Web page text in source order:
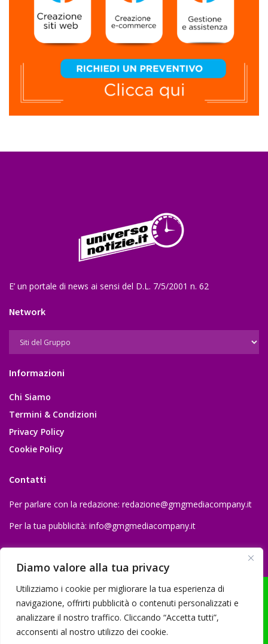
Diamo valore alla tua privacy
Utilizziamo i cookie per migliorare la tua esperienza di
navigazione, offrirti pubblicità o contenuti personalizzati e
analizzare il nostro traffico. Cliccando “Accetta tutti”,
acconsenti al nostro utilizzo dei cookie.
E’ un portale di news ai sensi del D.L. 7/5/2001 n. 62
Network
Informazioni
Chi Siamo
Termini & Condizioni
Privacy Policy
Cookie Policy
Contatti
Per parlare con la redazione: redazione@gmgmediacompany.it
Per la tua pubblicità: info@gmgmediacompany.it
© 2026 GMG Media Company Di Mossutti Gianluca | Sede legale: Corso